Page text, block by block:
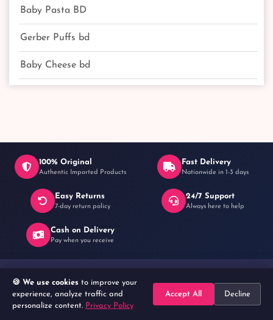
Baby Pasta BD
Gerber Puffs bd
Baby Cheese bd
100% Original
Authentic Imported Products
Fast Delivery
Nationwide in 1-3 days
Easy Returns
7-day return policy
24/7 Support
Always here to help
Cash on Delivery
Pay when you receive
Useful Links
Login
Register
🍪 We use cookies to improve your
experience, analyze traffic and
personalize content. Privacy Policy
Accept All Decline
Home Search Categories